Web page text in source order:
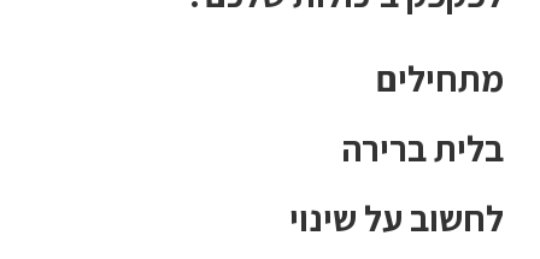
מתחילים
בלית ברירה
לחשוב על שינוי